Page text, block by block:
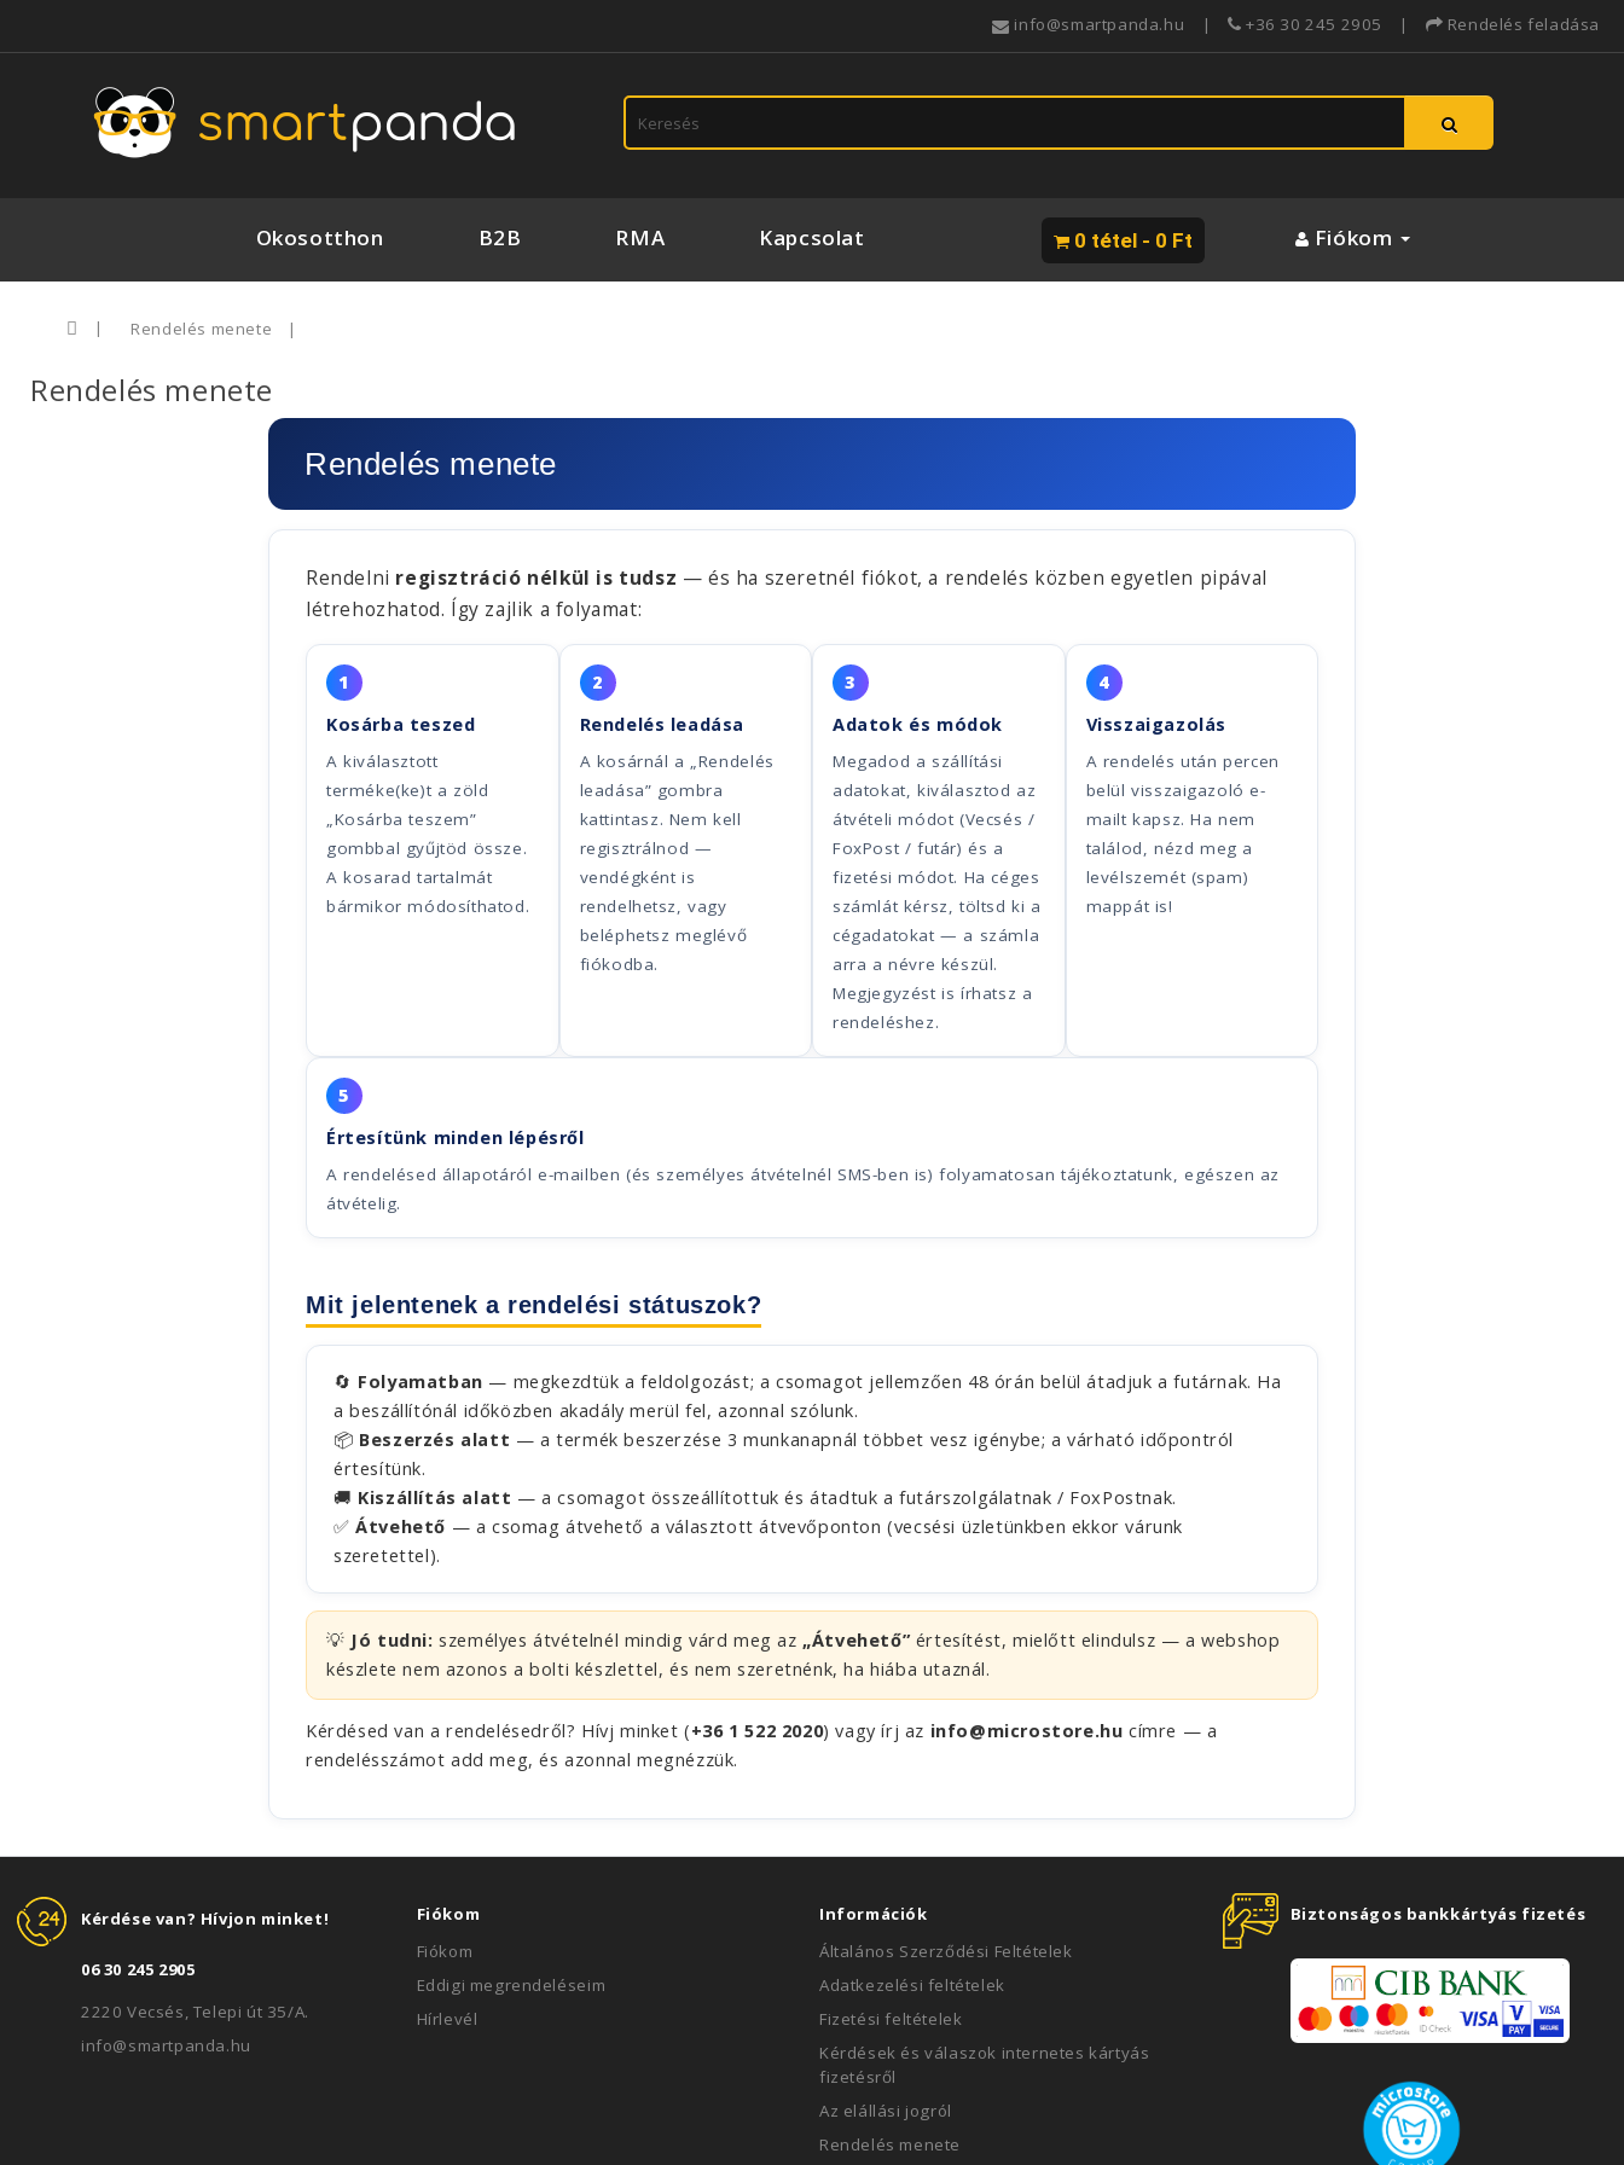
info@smartpanda.hu | +36 30 245 2905 | Rendelés feladása
Okosotthon B2B RMA Kapcsolat Fiókom
0 tétel - 0 Ft
Rendelés menete
Rendelés menete
Rendelés menete
Rendelni regisztráció nélkül is tudsz — és ha szeretnél fiókot, a rendelés közben egyetlen pipával
létrehozhatod. Így zajlik a folyamat:
1
Kosárba teszed
A kiválasztott
terméke(ke)t a zöld
„Kosárba teszem”
gombbal gyűjtöd össze.
A kosarad tartalmát
bármikor módosíthatod.
2
Rendelés leadása
A kosárnál a „Rendelés
leadása” gombra
kattintasz. Nem kell
regisztrálnod —
vendégként is
rendelhetsz, vagy
beléphetsz meglévő
fiókodba.
3
Adatok és módok
Megadod a szállítási
adatokat, kiválasztod az
átvételi módot (Vecsés /
FoxPost / futár) és a
fizetési módot. Ha céges
számlát kérsz, töltsd ki a
cégadatokat — a számla
arra a névre készül.
Megjegyzést is írhatsz a
rendeléshez.
4
Visszaigazolás
A rendelés után percen
belül visszaigazoló e-
mailt kapsz. Ha nem
találod, nézd meg a
levélszemét (spam)
mappát is!
5
Értesítünk minden lépésről
A rendelésed állapotáról e-mailben (és személyes átvételnél SMS-ben is) folyamatosan tájékoztatunk, egészen az
átvételig.
Mit jelentenek a rendelési státuszok?
🔄 Folyamatban — megkezdtük a feldolgozást; a csomagot jellemzően 48 órán belül átadjuk a futárnak. Ha
a beszállítónál időközben akadály merül fel, azonnal szólunk.
📦 Beszerzés alatt — a termék beszerzése 3 munkanapnál többet vesz igénybe; a várható időpontról
értesítünk.
🚚 Kiszállítás alatt — a csomagot összeállítottuk és átadtuk a futárszolgálatnak / FoxPostnak.
✅Átvehető — a csomag átvehető a választott átvevőponton (vecsési üzletünkben ekkor várunk
szeretettel).
💡 Jó tudni: személyes átvételnél mindig várd meg az „Átvehető”értesítést, mielőtt elindulsz — a webshop
készlete nem azonos a bolti készlettel, és nem szeretnénk, ha hiába utaznál.
Kérdésed van a rendelésedről? Hívj minket (+36 1 522 2020) vagy írj az info@microstore.hu címre — a
rendelésszámot add meg, és azonnal megnézzük.
Kérdése van? Hívjon minket!
06 30 245 2905
2220 Vecsés, Telepi út 35/A.
info@smartpanda.hu
Fiókom
Fiókom
Eddigi megrendeléseim
Hírlevél
Információk
Általános Szerződési Feltételek
Adatkezelési feltételek
Fizetési feltételek
Kérdések és válaszok internetes kártyás
fizetésről
Az elállási jogról
Rendelés menete
Biztonságos bankkártyás fizetés